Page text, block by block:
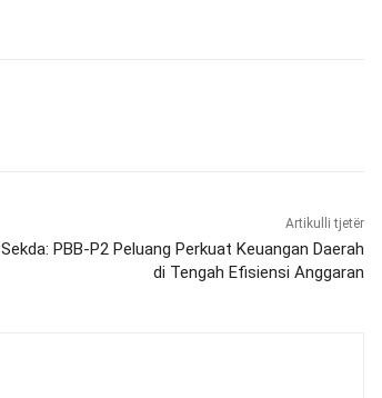
Artikulli tjetër
Sekda: PBB-P2 Peluang Perkuat Keuangan Daerah
di Tengah Efisiensi Anggaran